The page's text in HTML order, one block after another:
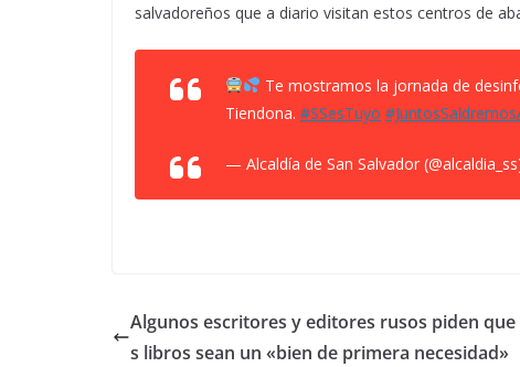
salvadoreños que a diario visitan estos centros de
Te mostramos la jornada de
Tiendona. #SSesTuyo
— Alcaldía de San Salvador
Algunos escritores y editores rusos piden que
s libros sean un «bien de primera necesidad»